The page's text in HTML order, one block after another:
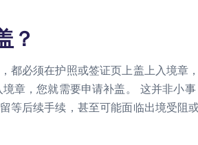
？
必须在护照或签证页上盖上入境章，
章，您就需要申请补盖。 这并非小
等后续手续，甚至可能面临出境受阻